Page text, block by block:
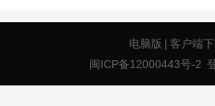
电脑版 | 客户端
闽ICP备12000443号-2